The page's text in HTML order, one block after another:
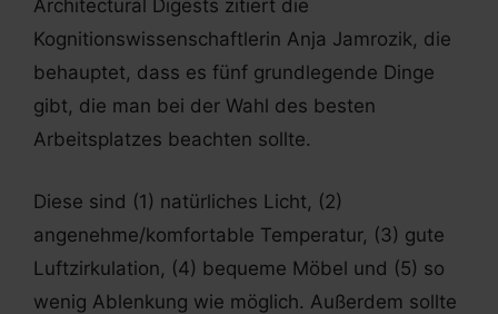
Architectural Digests zitiert die
Kognitionswissenschaftlerin Anja Jamrozik, die
behauptet, dass es fünf grundlegende Dinge
gibt, die man bei der Wahl des besten
Arbeitsplatzes beachten sollte.
Diese sind (1) natürliches Licht, (2)
angenehme/komfortable Temperatur, (3) gute
Luftzirkulation, (4) bequeme Möbel und (5) so
wenig Ablenkung wie möglich. Außerdem sollte